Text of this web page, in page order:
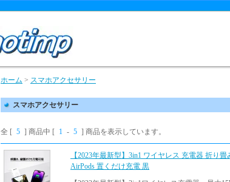
ホーム > スマホアクセサリー
スマホアクセサリー
全 [ 5 ] 商品中 [ 1 - 5 ] 商品を表示しています。
【2023年最新型】3in1 ワイヤレス 充電器 折り畳
AirPods 置くだけ充電 黒